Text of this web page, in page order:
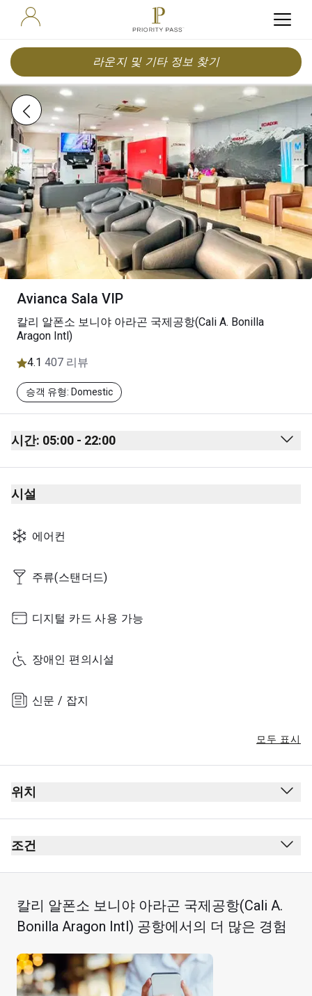
라운지 및 기타 정보 찾기
Avianca Sala VIP
칼리 알폰소 보니야 아라곤 국제공항(Cali A. Bonilla
Aragon Intl)
4.1 407 리뷰
승객 유형: Domestic
시간: 05:00 - 22:00
Monday 05:00 - 22:00
Tuesday
Thursday
Friday
Sunday
시설
에어컨
주류(스탠더드)
디지털 카드 사용 가능
장애인 편의시설
신문 / 잡지
모두 표시
위치
조건
칼리 알폰소 보니야 아라곤 국제공항(Cali A.
Bonilla Aragon Intl) 공항에서의 더 많은 경험